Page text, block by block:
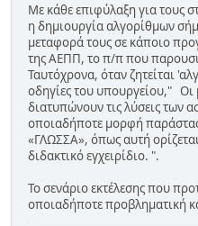
Με κάθε επιφύλαξη για τους
η δημιουργία αλγορίθμων
μεταφορά τους σε κάποιο
της ΑΕΠΠ, το π/π που
Ταυτόχρονα, όταν ζητείται
οδηγίες του υπουργείου,"
διατυπώνουν τις λύσεις των
οποιαδήποτε μορφή
«ΓΛΩΣΣΑ», όπως αυτή
διδακτικό εγχειρίδιο. ".
Το σενάριο εκτέλεσης που
οποιαδήποτε προβληματική